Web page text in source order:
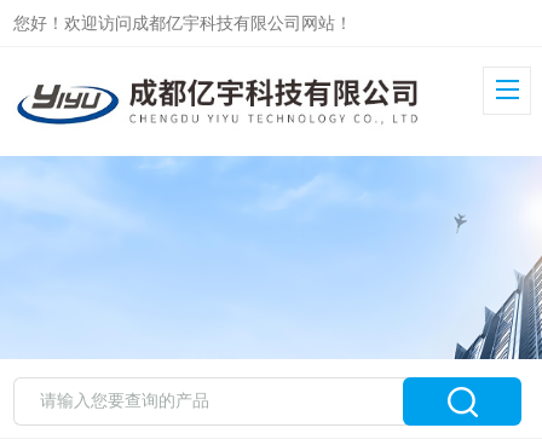
您好！欢迎访问成都亿宇科技有限公司网站！